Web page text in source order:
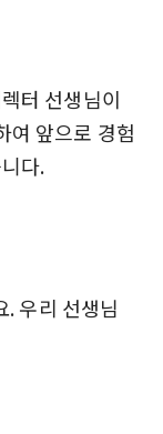
터 선생님이
여 앞으로 경험
다.
우리 선생님